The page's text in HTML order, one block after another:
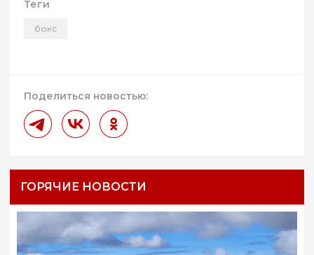
Теги
бокс
Поделиться новостью:
ГОРЯЧИЕ НОВОСТИ